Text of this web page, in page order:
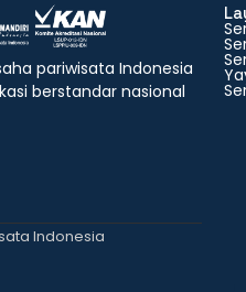
pariwisata Indonesia
berstandar nasional
Indonesia